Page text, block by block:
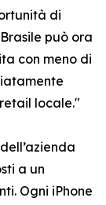
di
può ora
con meno di
locale."
a un
Ogni iPhone